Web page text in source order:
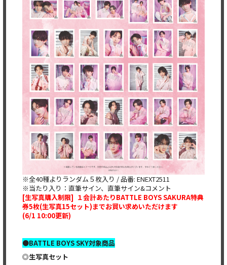
※全40種よりランダム５枚入り / 品番: ENEXT2511
※当たり入り：直筆サイン、直筆サイン&コメント
[生写真購入制限] １会計あたりBATTLE BOYS SAKURA特典
券5枚(生写真15セット)までお買い求めいただけます
(6/1 10:00更新)
●BATTLE BOYS SKY対象商品
◎生写真セット